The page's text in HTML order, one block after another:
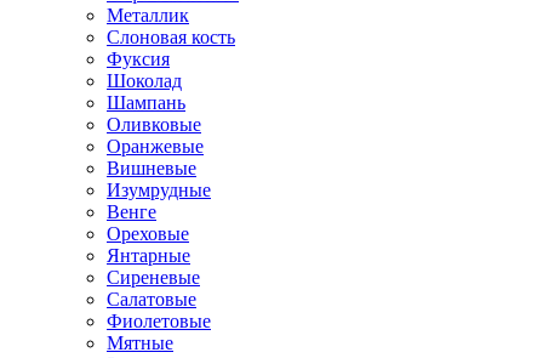
Металлик
Слоновая кость
Фуксия
Шоколад
Шампань
Оливковые
Оранжевые
Вишневые
Изумрудные
Венге
Ореховые
Янтарные
Сиреневые
Салатовые
Фиолетовые
Мятные